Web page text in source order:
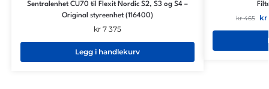
Sentralenhet CU70 til Flexit Nordic S2, S3 og S4 –
Original styreenhet (116400)
kr7 375
Legg i handlekurv
kr465 kr